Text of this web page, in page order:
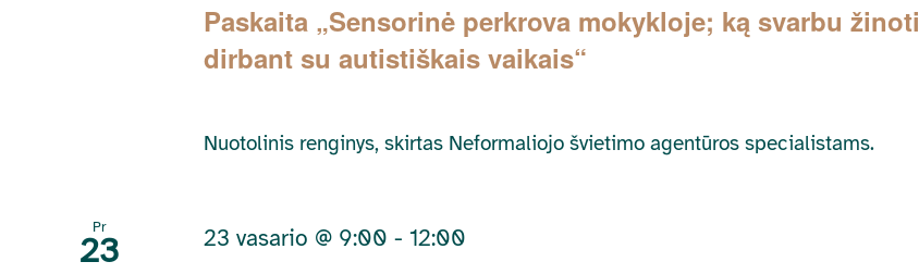
Paskaita „Sensorinė perkrova mokykloje; ką svarbu žinoti
dirbant su autistiškais vaikais“
Nuotolinis renginys, skirtas Neformaliojo švietimo agentūros specialistams.
Pr
23 23 vasario @ 9:00 -12:00